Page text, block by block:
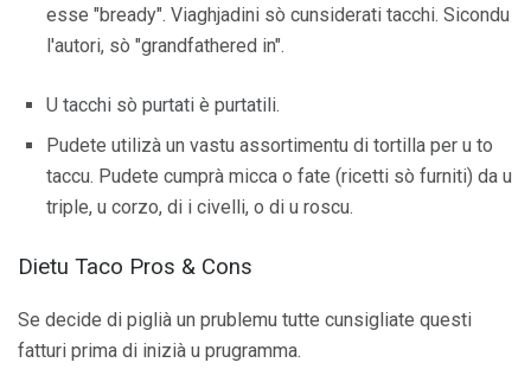
esse "bready". Viaghjadini sò cunsiderati tacchi. Sicondu
l'autori, sò "grandfathered in".
U tacchi sò purtati è purtatili.
Pudete utilizà un vastu assortimentu di tortilla per u to
taccu. Pudete cumprà micca o fate (ricetti sò furniti) da u
triple, u corzo, di i civelli, o di u roscu.
Dietu Taco Pros & Cons
Se decide di piglià un prublemu tutte cunsigliate questi
fatturi prima di inizià u prugramma.